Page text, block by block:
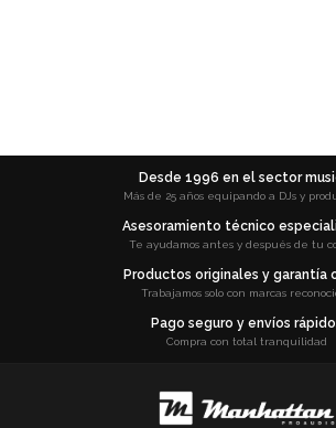
Desde 1996 en el sector
Más de 25 años equipando a DJs y
Asesoramiento técnico
Te ayudamos antes y después de tu
Productos originales y garantía
Trabajamos solo con marcas
Pago seguro y envíos
Compra con total tranquilidad